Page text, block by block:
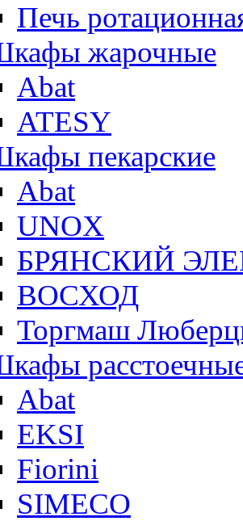
Печь
жарочные
Abat
ATESY
пекарские
Abat
UNOX
БРЯНСКИЙ
ВОСХОД
Торгмаш
Abat
EKSI
Fiorini
SIMECO